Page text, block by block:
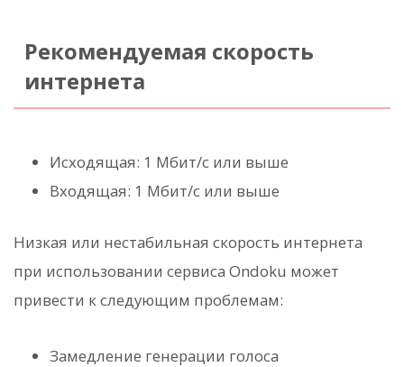
Рекомендуемая скорость
интернета
Исходящая: 1 Мбит/с или выше
Входящая: 1 Мбит/с или выше
Низкая или нестабильная скорость интернета
при использовании сервиса Ondoku может
привести к следующим проблемам:
Замедление генерации голоса